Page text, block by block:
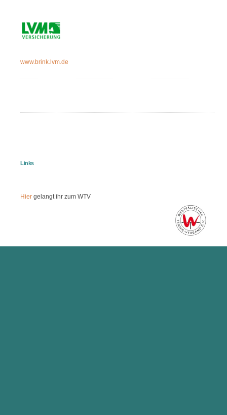
www.brink.lvm.de
Links
Hier gelangt ihr zum WTV